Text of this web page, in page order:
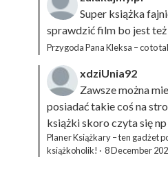
Super książka
sprawdzić film bo jest
Przygoda Pana Kleksa – co to
xdziUnia92
Zawsze można
posiadać takie coś na
książki skoro czyta się
Planer Książkary – ten gadżet
książkoholik! · 8 December